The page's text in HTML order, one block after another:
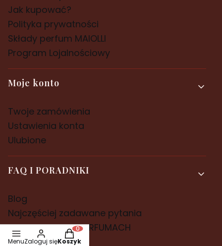
Jak kupować?
Polityka prywatności
Składy perfum MAIOLLI
Program Lojalnościowy
Moje konto
Twoje zamówienia
Ustawienia konta
Ulubione
FAQ I PORADNIKI
Blog
Najczęściej zadawane pytania
PRZEWODNIK PO PERFUMACH
MenuZaloguj się
Produkty w koszyku: 0. Zobacz szczegóły
Koszyk